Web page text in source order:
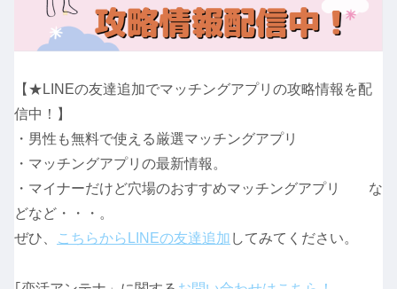
【★LINEの友達追加でマッチングアプリの攻略情報を配
信中！】
・男性も無料で使える厳選マッチングアプリ
・マッチングアプリの最新情報。
・マイナーだけど穴場のおすすめマッチングアプリ な
どなど・・・。
ぜひ、
こちらからLINEの友達追加 してみてください。